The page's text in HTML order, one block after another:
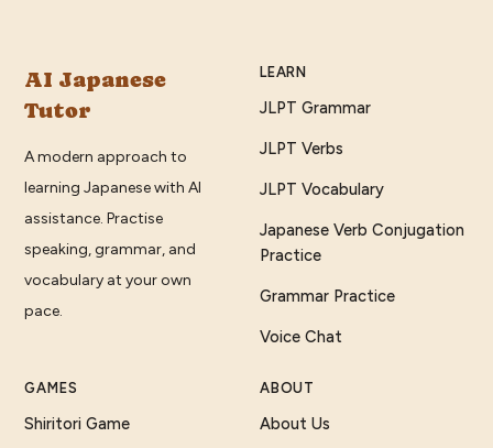
AI Japanese
Tutor
A modern approach to
learning Japanese with AI
assistance. Practise
speaking, grammar, and
vocabulary at your own
pace.
LEARN
JLPT Grammar
JLPT Verbs
JLPT Vocabulary
Japanese Verb Conjugation
Practice
Grammar Practice
Voice Chat
GAMES
Shiritori Game
ABOUT
About Us